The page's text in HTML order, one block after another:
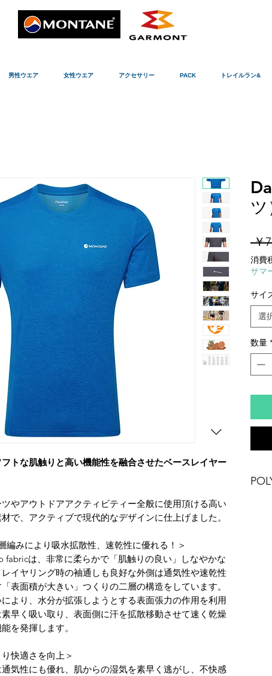
男性ウエア 女性ウエア アクセサリー PACK トレイルラン&
トな肌触りと高い機能性を融合させたベースレイヤー
やアウトドアアクティビティー全般に使用頂ける高い
で、アクティブで現代的なデザインに仕上げました。
編みにより吸水拡散性、速乾性に優れる！＞
fabricは、非常に柔らかで「肌触りの良い」しなやかな
イヤリング時の袖通しも良好な外側は通気性や速乾性
表面積が大きい」つくりの二層の構造をしています。
より、水分が拡張しようとする表面張力の作用を利用
早く吸い取り、表面側に汗を拡散移動させて速く乾燥
を発揮します。
快適さを向上＞
気性にも優れ、肌からの湿気を素早く逃がし、不快感
￥
消費
サマ
サイ
選
数量